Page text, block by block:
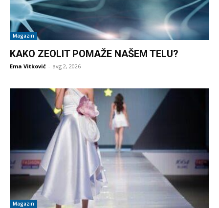
Magazin
KAKO ZEOLIT POMAŽE NAŠEM TELU?
Ema Vitković - avg 2, 2026
Magazin